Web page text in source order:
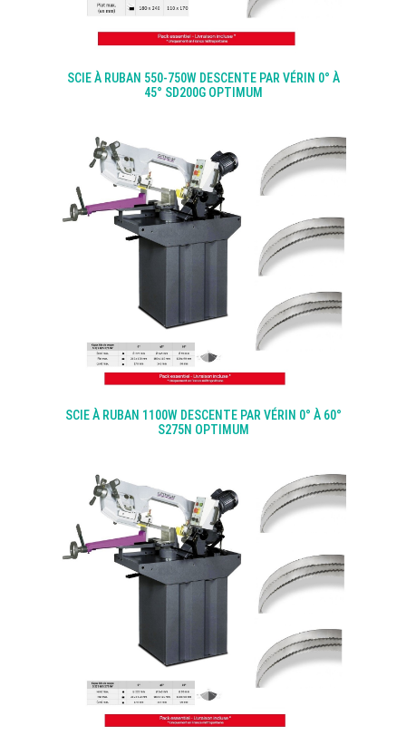
SCIE À RUBAN 550-750W DESCENTE PAR VÉRIN 0° À
45° SD200G OPTIMUM
SCIE À RUBAN 1100W DESCENTE PAR VÉRIN 0° À 60°
S275N OPTIMUM